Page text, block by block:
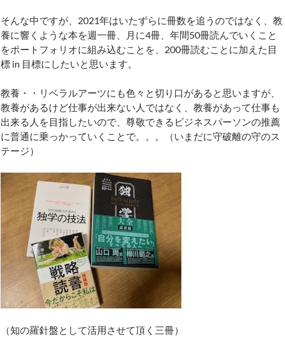
そんな中ですが、2021年はいたずらに冊数を追うのではなく、教
養に響くような本を週一冊、月に4冊、年間50冊読んでいくこと
をポートフォリオに組み込むことを、200冊読むことに加えた目
標 in 目標にしたいと思います。
教養・・リベラルアーツにも色々と切り口があると思いますが、
教養があるけど仕事が出来ない人ではなく、教養があって仕事も
出来る人を目指したいので、尊敬できるビジネスパーソンの推薦
に普通に乗っかっていくことで。。。（いまだに守破離の守のス
テージ）
（知の羅針盤として活用させて頂く三冊）